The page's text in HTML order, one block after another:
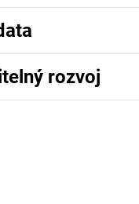
rozvoj